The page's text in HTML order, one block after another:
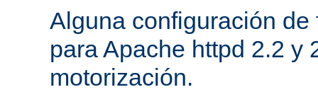
Alguna configuración
para Apache httpd 2.2 y
motorización.